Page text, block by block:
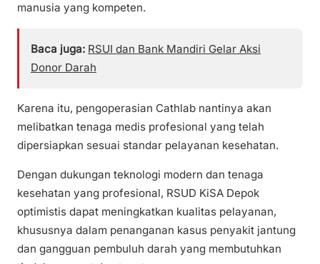
manusia yang kompeten.
Baca juga: RSUI dan Bank Mandiri Gelar Aksi
Donor Darah
Karena itu, pengoperasian Cathlab nantinya akan
melibatkan tenaga medis profesional yang telah
dipersiapkan sesuai standar pelayanan kesehatan.
Dengan dukungan teknologi modern dan tenaga
kesehatan yang profesional, RSUD KiSA Depok
optimistis dapat meningkatkan kualitas pelayanan,
khususnya dalam penanganan kasus penyakit jantung
dan gangguan pembuluh darah yang membutuhkan